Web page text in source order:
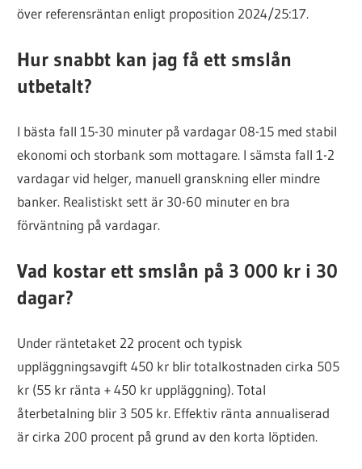
över referensräntan enligt proposition 2024/25:17.
Hur snabbt kan jag få ett smslån
utbetalt?
I bästa fall 15-30 minuter på vardagar 08-15 med stabil
ekonomi och storbank som mottagare. I sämsta fall 1-2
vardagar vid helger, manuell granskning eller mindre
banker. Realistiskt sett är 30-60 minuter en bra
förväntning på vardagar.
Vad kostar ett smslån på 3 000 kr i 30
dagar?
Under räntetaket 22 procent och typisk
uppläggningsavgift 450 kr blir totalkostnaden cirka 505
kr (55 kr ränta + 450 kr uppläggning). Total
återbetalning blir 3 505 kr. Effektiv ränta annualiserad
är cirka 200 procent på grund av den korta löptiden.